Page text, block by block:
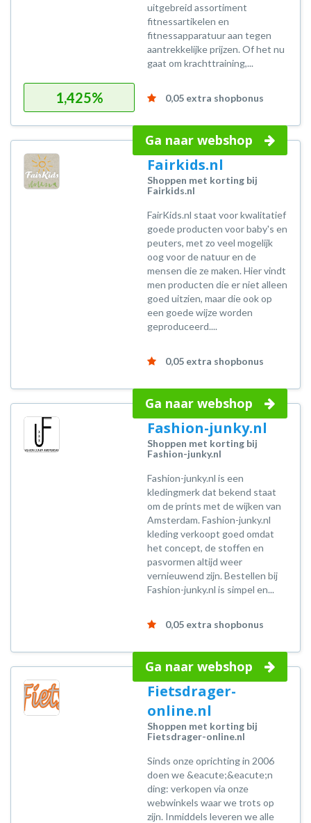
uitgebreid assortiment
fitnessartikelen en
fitnessapparatuur aan tegen
aantrekkelijke prijzen. Of het nu
gaat om krachttraining,...
1,425% 0,05 extra shopbonus
Ga naar webshop
Fairkids.nl
Shoppen met korting bij
Fairkids.nl
FairKids.nl staat voor kwalitatief
goede producten voor baby's en
peuters, met zo veel mogelijk
oog voor de natuur en de
mensen die ze maken. Hier vindt
men producten die er niet alleen
goed uitzien, maar die ook op
een goede wijze worden
geproduceerd....
0,05 extra shopbonus
Ga naar webshop
Fashion-junky.nl
Shoppen met korting bij
Fashion-junky.nl
Fashion-junky.nl is een
kledingmerk dat bekend staat
om de prints met de wijken van
Amsterdam. Fashion-junky.nl
kleding verkoopt goed omdat
het concept, de stoffen en
pasvormen altijd weer
vernieuwend zijn. Bestellen bij
Fashion-junky.nl is simpel en...
0,05 extra shopbonus
Ga naar webshop
Fietsdrager-
online.nl
Shoppen met korting bij
Fietsdrager-online.nl
Sinds onze oprichting in 2006
doen we &eacute;&eacute;n
ding: verkopen via onze
webwinkels waar we trots op
zijn. Inmiddels leveren we alle